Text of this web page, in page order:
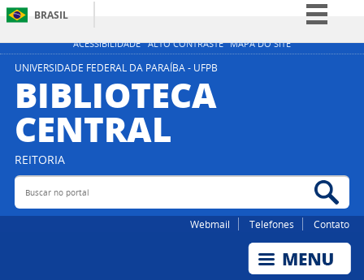
ACESSIBILIDADE ALTO CONTRASTE MAPA DO SITE
BRASIL
Simplifique!
UNIVERSIDADE FEDERAL DA PARAÍBA - UFPB
BIBLIOTECA
CENTRAL
REITORIA
Buscar no portal
Webmail Telefones Contato